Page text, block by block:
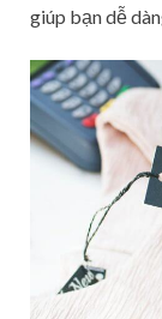
giúp bạn dễ